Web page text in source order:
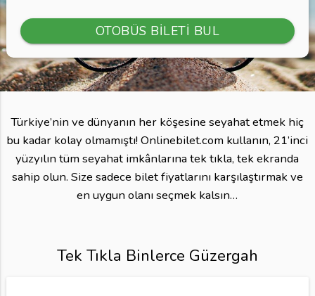
OTOBÜS BİLETİ BUL
Türkiye’nin ve dünyanın her köşesine seyahat etmek hiç
bu kadar kolay olmamıştı! Onlinebilet.com kullanın, 21’inci
yüzyılın tüm seyahat imkânlarına tek tıkla, tek ekranda
sahip olun. Size sadece bilet fiyatlarını karşılaştırmak ve
en uygun olanı seçmek kalsın…
Tek Tıkla Binlerce Güzergah